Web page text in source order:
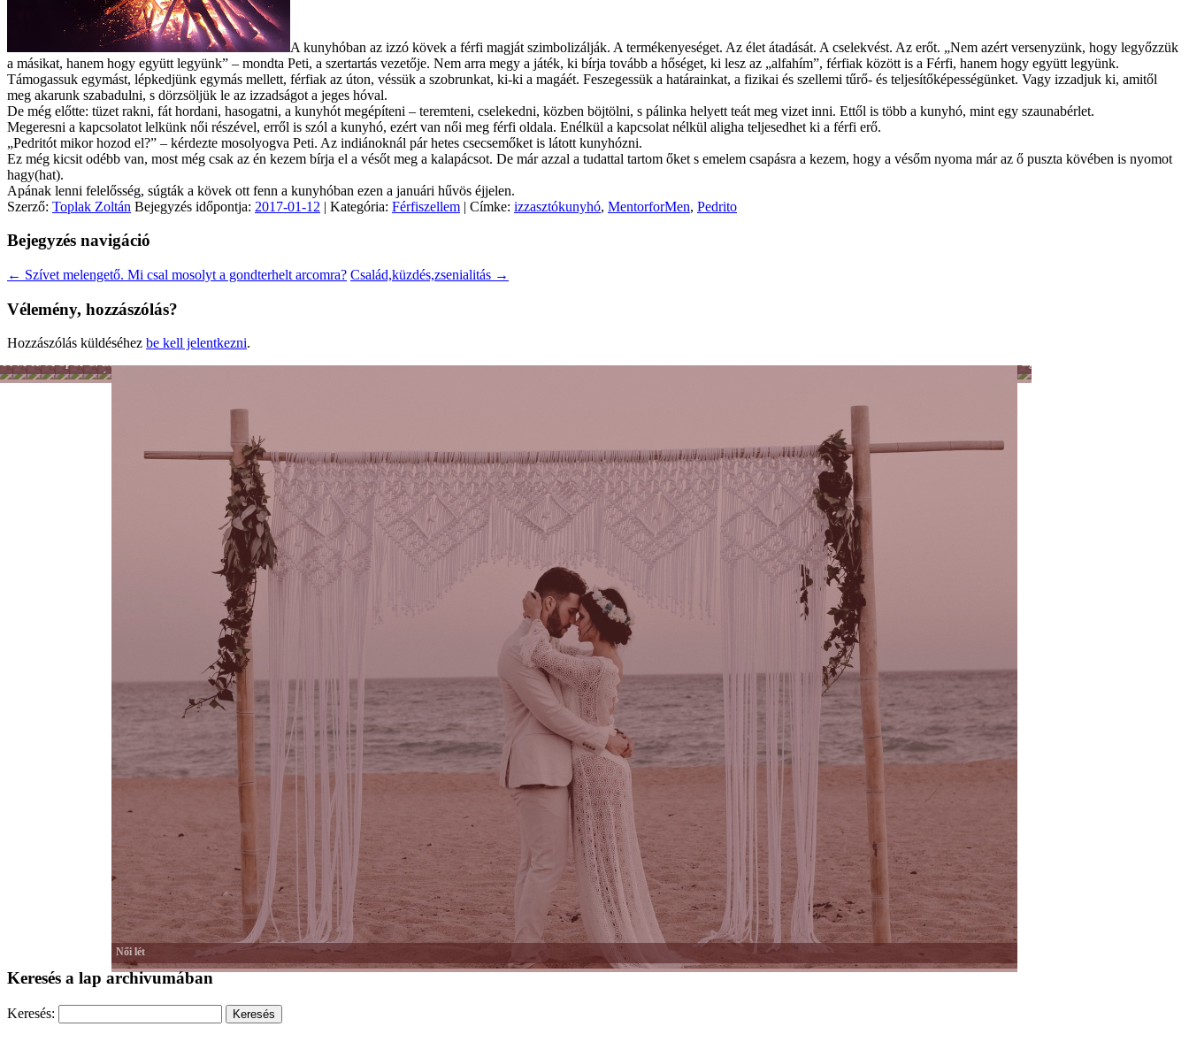
A kunyhóban az izzó kövek a férfi magját szimbolizálják. A termékenyeséget. Az élet átadását. A cselekvést. Az erőt. „Nem azért versenyzünk, hogy legyőzzük
a másikat, hanem hogy együtt legyünk” – mondta Peti, a szertartás vezetője. Nem arra megy a játék, ki bírja tovább a hőséget, ki lesz az „alfahím”, férfiak között is a Férfi, hanem hogy együtt legyünk.
Támogassuk egymást, lépkedjünk egymás mellett, férfiak az úton, véssük a szobrunkat, ki-ki a magáét. Feszegessük a határainkat, a fizikai és szellemi tűrő- és teljesítőképességünket. Vagy izzadjuk ki, amitől
meg akarunk szabadulni, s dörzsöljük le az izzadságot a jeges hóval.
De még előtte: tüzet rakni, fát hordani, hasogatni, a kunyhót megépíteni – teremteni, cselekedni, közben böjtölni, s pálinka helyett teát meg vizet inni. Ettől is több a kunyhó, mint egy szaunabérlet.
Megeresni a kapcsolatot lelkünk női részével, erről is szól a kunyhó, ezért van női meg férfi oldala. Enélkül a kapcsolat nélkül aligha teljesedhet ki a férfi erő.
„Pedritót mikor hozod el?” – kérdezte mosolyogva Peti. Az indiánoknál pár hetes csecsemőket is látott kunyhózni.
Ez még kicsit odébb van, most még csak az én kezem bírja el a vésőt meg a kalapácsot. De már azzal a tudattal tartom őket s emelem csapásra a kezem, hogy a vésőm nyoma már az ő puszta kövében is nyomot
hagy(hat).
Apának lenni felelősség, súgták a kövek ott fenn a kunyhóban ezen a januári hűvös éjjelen.
Szerző: Toplak Zoltán Bejegyzés időpontja: 2017-01-12 | Kategória: Férfiszellem | Címke: izzasztókunyhó, MentorforMen, Pedrito
Bejegyzés navigáció
← Szívet melengető. Mi csal mosolyt a gondterhelt arcomra? Család,küzdés,zsenialitás →
Vélemény, hozzászólás?
Hozzászólás küldéséhez be kell jelentkezni.
Férfiszellem
Mai
család
HobbiMunka
Sport
-
Színes
nagyvilág
Önkéntesség
Lélek
és
Női lét
Egyéb
Keresés a lap archivumában
Keresés: